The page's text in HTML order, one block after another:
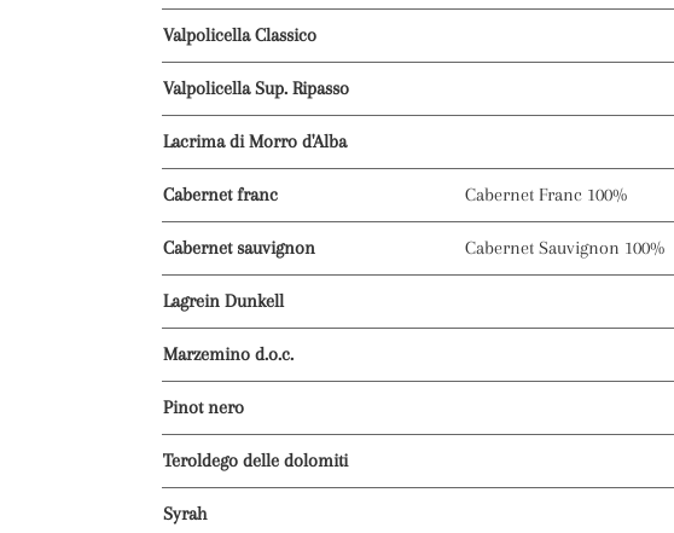
Valpolicella Classico
Valpolicella Sup. Ripasso
Lacrima di Morro d'Alba
Cabernet franc Cabernet Franc 100%
Cabernet sauvignon Cabernet Sauvignon 100%
Lagrein Dunkell
Marzemino d.o.c.
Pinot nero
Teroldego delle dolomiti
Syrah